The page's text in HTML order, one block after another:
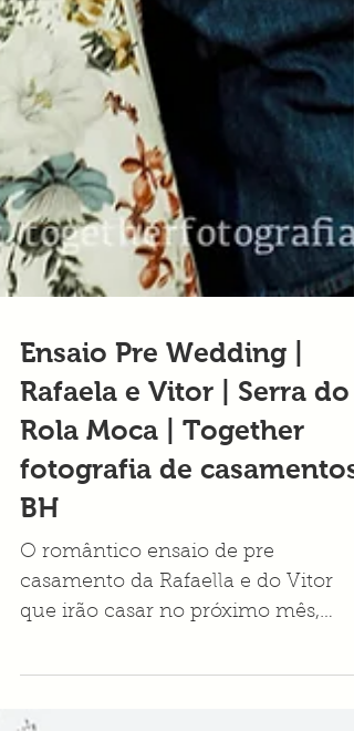
Ensaio Pre Wedding |
Rafaela e Vitor | Serra do
Rola Moca | Together
fotografia de casamentos
BH